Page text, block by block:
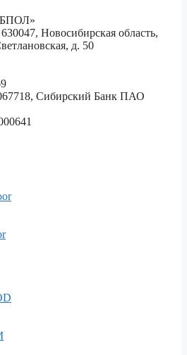
Новосибирская область,
д. 50
Сибирский Банк ПАО